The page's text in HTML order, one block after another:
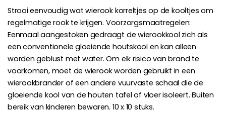
€4.90
6 Doorgekleurde Kaarsen Wit
€6.00 €59.90
Strooi eenvoudig wat wierook korreltjes op de kooltjes om
regelmatige rook te krijgen. Voorzorgsmaatregelen:
Eenmaal aangestoken gedraagt de wierookkool zich als
een conventionele gloeiende houtskool en kan alleen
worden geblust met water. Om elk risico van brand te
voorkomen, moet de wierook worden gebruikt in een
wierookbrander of een andere vuurvaste schaal die de
gloeiende kool van de houten tafel of vloer isoleert. Buiten
bereik van kinderen bewaren. 10 x 10 stuks.